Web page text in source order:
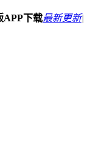
APP下载最新更新|